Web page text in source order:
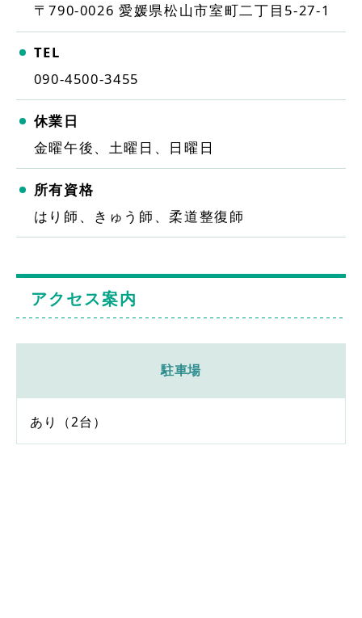
〒790-0026 愛媛県松山市室町二丁目5-27-1
TEL
090-4500-3455
休業日
金曜午後、土曜日、日曜日
所有資格
はり師、きゅう師、柔道整復師
アクセス案内
駐車場
あり（2台）